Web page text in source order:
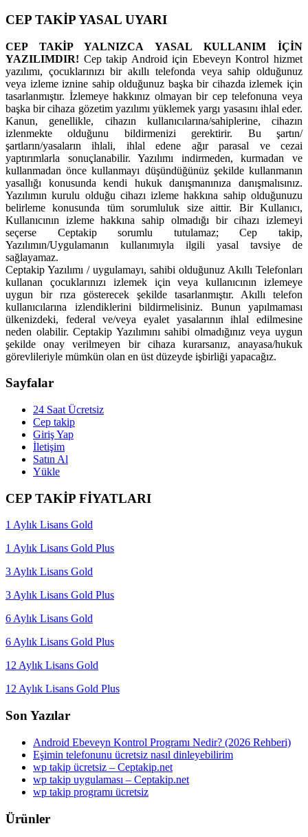
CEP TAKİP YASAL UYARI
CEP TAKİP YALNIZCA YASAL KULLANIM İÇİN
YAZILIMDIR! Cep takip Android için Ebeveyn Kontrol hizmet
yazılımı, çocuklarınızı bir akıllı telefonda veya sahip olduğunuz
veya izleme iznine sahip olduğunuz başka bir cihazda izlemek için
tasarlanmıştır. İzlemeye hakkınız olmayan bir cep telefonuna veya
başka bir cihaza gözetim yazılımı yüklemek yargı yasasını ihlal eder.
Kanun, genellikle, cihazın kullanıcılarına/sahiplerine, cihazın
izlenmekte olduğunu bildirmenizi gerektirir. Bu şartın/
şartların/yasaların ihlali, ihlal edene ağır parasal ve cezai
yaptırımlarla sonuçlanabilir. Yazılımı indirmeden, kurmadan ve
kullanmadan önce kullanmayı düşündüğünüz şekilde kullanmanın
yasallığı konusunda kendi hukuk danışmanınıza danışmalısınız.
Yazılımın kurulu olduğu cihazı izleme hakkına sahip olduğunuzu
belirleme konusunda tüm sorumluluk size aittir. Bir Kullanıcı,
Kullanıcının izleme hakkına sahip olmadığı bir cihazı izlemeyi
seçerse Ceptakip sorumlu tutulamaz; Cep takip,
Yazılımın/Uygulamanın kullanımıyla ilgili yasal tavsiye de
sağlayamaz.
Ceptakip Yazılımı / uygulamayı, sahibi olduğunuz Akıllı Telefonları
kullanan çocuklarınızı izlemek için veya kullanıcının izlemeye
uygun bir rıza gösterecek şekilde tasarlanmıştır. Akıllı telefon
kullanıcılarına izlendiklerini bildirmelisiniz. Bunun yapılmaması
ülkenizdeki, federal ve/veya eyalet yasalarının ihlal edilmesine
neden olabilir. Ceptakip Yazılımını sahibi olmadığınız veya uygun
şekilde onay verilmeyen bir cihaza kurarsanız, anayasa/hukuk
görevlileriyle mümkün olan en üst düzeyde işbirliği yapacağız.
Sayfalar
24 Saat Ücretsiz
Cep takip
Giriş Yap
İletişim
Satın Al
Yükle
CEP TAKİP FİYATLARI
1 Aylık Lisans Gold
1 Aylık Lisans Gold Plus
3 Aylık Lisans Gold
3 Aylık Lisans Gold Plus
6 Aylık Lisans Gold
6 Aylık Lisans Gold Plus
12 Aylık Lisans Gold
12 Aylık Lisans Gold Plus
Son Yazılar
Android Ebeveyn Kontrol Programı Nedir? (2026 Rehberi)
Eşimin telefonunu ücretsiz nasıl dinleyebilirim
wp takip ücretsiz – Ceptakip.net
wp takip uygulaması – Ceptakip.net
wp takip programı ücretsiz
Ürünler